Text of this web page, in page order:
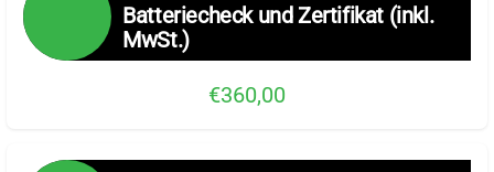
Batteriecheck und Zertifikat (inkl.
MwSt.)
€360,00